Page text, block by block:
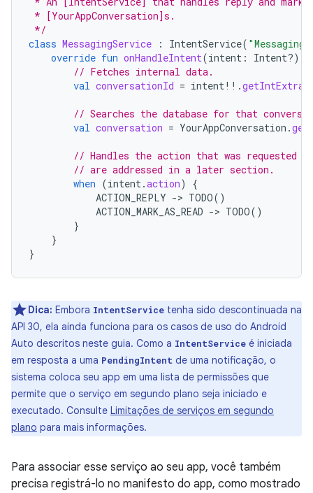
* [YourAppConversation]s.
*/
class MessagingService : IntentService(
override fun onHandleIntent(intent : Intent?)
// Fetches internal data.
val conversationId = intent!! .getIntExtra
// Searches the database for that
val conversation = YourAppConversation .
// Handles the action that was requested
// are addressed in a later section.
when (intent.action)
{
ACTION_REPLY -> TODO()
ACTION_MARK_AS_READ -> TODO()
}
}
}
Dica: Embora IntentService tenha sido descontinuada na
API 30, ela ainda funciona para os casos de uso do Android
Auto descritos neste guia. Como a IntentService é iniciada
em resposta a uma PendingIntent de uma notificação, o
sistema coloca seu app em uma lista de permissões que
permite que o serviço em segundo plano seja iniciado e
executado. Consulte Limitações de serviços em segundo
plano para mais informações.
Para associar esse serviço ao seu app, você também
precisa registrá-lo no manifesto do app, como mostrado